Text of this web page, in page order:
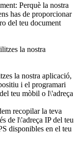
Perquè la nostra
has de proporcionar
del teu document
la nostra
la nostra aplicació,
i el programari
teu mòbil o l\'adreça
recopilar la teva
de l\'adreça IP del teu
disponibles en el teu